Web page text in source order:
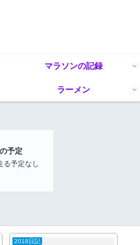
マラソンの記録
ラーメン
予定
予定なし
2018日記